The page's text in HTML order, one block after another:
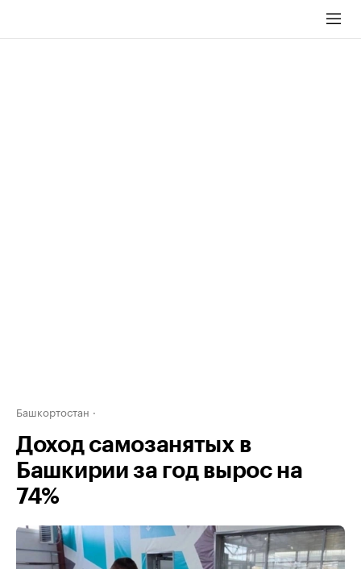
Башкортостан
Доход самозанятых в
Башкирии за год вырос на
74%